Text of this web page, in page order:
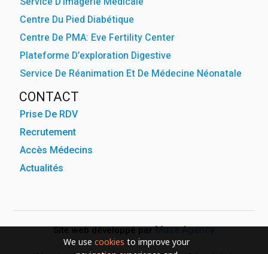
We use cookies to improve your
Centre Du Pied Diabétique
Centre De PMA: Eve Fertility Center
Plateforme D’exploration Digestive
Service De Réanimation Et De Médecine Néonatale
CONTACT
Prise De RDV
Recrutement
Accès Médecins
Actualités
Site web développé parMuse Agency